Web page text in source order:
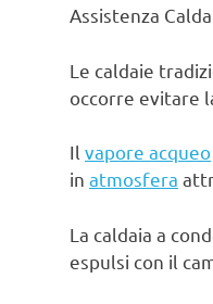
Assistenza
Le caldaie
occorre evitare
Il vapore acqueo
in atmosfera
La caldaia a
espulsi con il